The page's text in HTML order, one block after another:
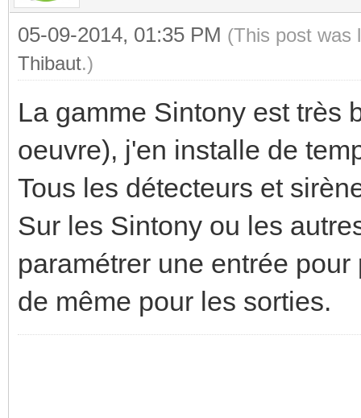
05-09-2014, 01:35 PM (This post was
Thibaut.)
La gamme Sintony est très
oeuvre), j'en installe de
Tous les détecteurs et
Sur les Sintony ou les
paramétrer une entrée
de même pour les sorties.